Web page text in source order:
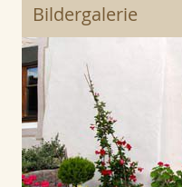
Bildergalerie